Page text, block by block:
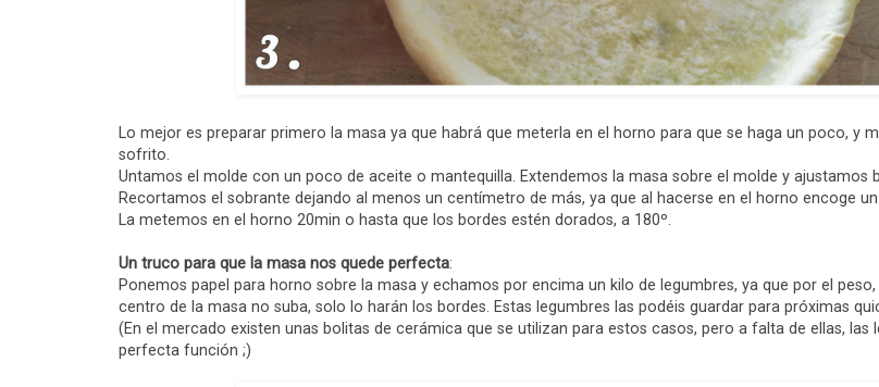
Lo mejor es preparar primero la masa ya que habrá que meterla en el horno para que se haga un poco, y
sofrito.
Untamos el molde con un poco de aceite o mantequilla. Extendemos la masa sobre el molde y ajustamos
Recortamos el sobrante dejando al menos un centímetro de más, ya que al hacerse en el horno encoge un
La metemos en el horno 20min o hasta que los bordes estén dorados, a 180º.
Un truco para que la masa nos quede perfecta:
Ponemos papel para horno sobre la masa y echamos por encima un kilo de legumbres, ya que por el
centro de la masa no suba, solo lo harán los bordes. Estas legumbres las podéis guardar para próximas
(En el mercado existen unas bolitas de cerámica que se utilizan para estos casos, pero a falta de ellas, las
perfecta función ;)